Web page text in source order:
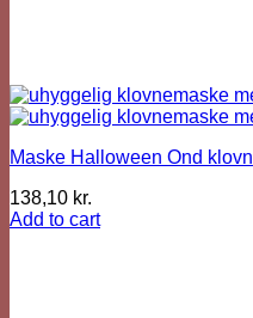
Maske Halloween Ond klovn
138,10 kr.
Add to cart